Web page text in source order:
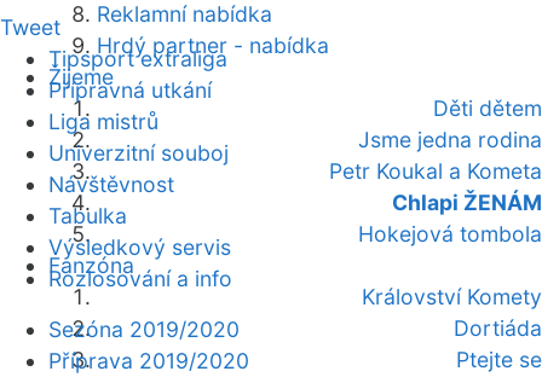
Reklamní nabídka
Hrdý partner - nabídka
Žijeme
Děti dětem
Jsme jedna rodina
Petr Koukal a Kometa
Chlapi ŽENÁM
Hokejová tombola
Fanzóna
Království Komety
Dortiáda
Ptejte se
Tweet
Tipsport extraliga
Přípravná utkání
Liga mistrů
Univerzitní souboj
Návštěvnost
Tabulka
Výsledkový servis
Rozlosování a info
Sezóna 2019/2020
Příprava 2019/2020